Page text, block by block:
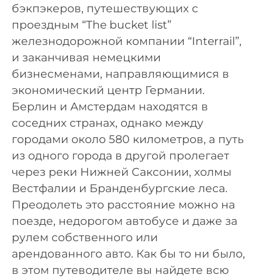
бэкпэкеров, путешествующих с
проездным “The bucket list”
железнодорожной компании “Interrail”,
и заканчивая немецкими
бизнесменами, направляющимися в
экономический центр Германии.
Берлин и Амстердам находятся в
соседних странах, однако между
городами около 580 километров, а путь
из одного города в другой пролегает
через реки Нижней Саксонии, холмы
Вестфалии и Бранденбургские леса.
Преодолеть это расстояние можно на
поезде, недорогом автобусе и даже за
рулем собственного или
арендованного авто. Как бы то ни было,
в этом путеводителе вы найдете всю